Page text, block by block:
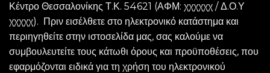
Κέντρο Θεσσαλονίκης Τ.Κ. 54621 (ΑΦΜ: χχχχχχ / Δ.Ο.Υ
χχχχχ). Πριν εισέλθετε στο ηλεκτρονικό κατάστημα και
περιηγηθείτε στην ιστοσελίδα μας, σας καλούμε να
συμβουλευτείτε τους κάτωθι όρους και προϋποθέσεις, που
εφαρμόζονται ειδικά για τη χρήση του ηλεκτρονικού